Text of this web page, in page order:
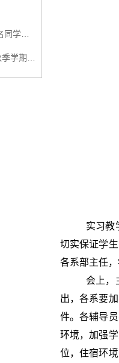
实习教
切实保证学
各系部主任
会上，
出，各系要
件。各辅导
环境，加强
位，住宿环